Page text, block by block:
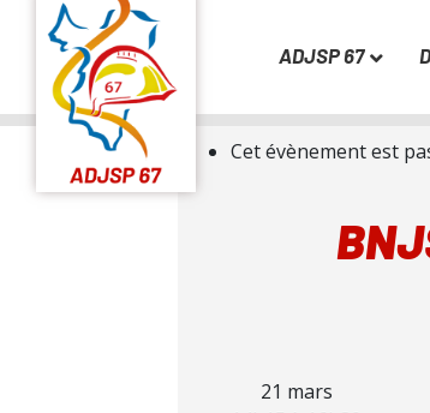
ADJSP 67
« Tous les
Cet évènement est
21 mars